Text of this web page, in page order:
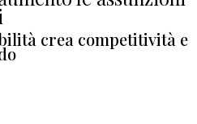
crea competitività e